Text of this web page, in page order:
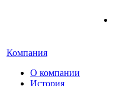
Компания
О компании
История